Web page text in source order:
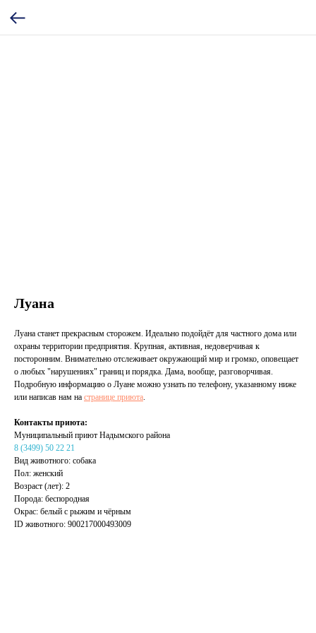
Луана
Луана станет прекрасным сторожем. Идеально подойдёт для частного дома или
охраны территории предприятия. Крупная, активная, недоверчивая к
посторонним. Внимательно отслеживает окружающий мир и громко, оповещает
о любых "нарушениях" границ и порядка. Дама, вообще, разговорчивая.
Подробную информацию о Луане можно узнать по телефону, указанному ниже
или написав нам на странице приюта.
Контакты приюта:
Муниципальный приют Надымского района
8 (3499) 50 22 21
Вид животного: собака
Пол: женский
Возраст (лет): 2
Порода: беспородная
Окрас: белый с рыжим и чёрным
ID животного: 900217000493009